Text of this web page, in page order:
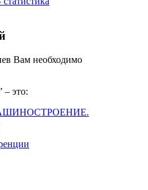
Вам необходимо
это: